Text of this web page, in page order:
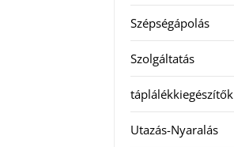
Szépségápolás
Szolgáltatás
táplálékkiegészítők
Utazás-Nyaralás